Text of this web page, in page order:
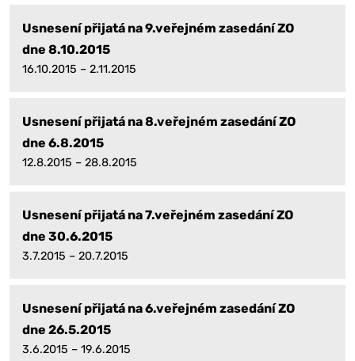
Usnesení přijatá na 9.veřejném zasedání ZO
dne 8.10.2015
16.10.2015 – 2.11.2015
Usnesení přijatá na 8.veřejném zasedání ZO
dne 6.8.2015
12.8.2015 – 28.8.2015
Usnesení přijatá na 7.veřejném zasedání ZO
dne 30.6.2015
3.7.2015 – 20.7.2015
Usnesení přijatá na 6.veřejném zasedání ZO
dne 26.5.2015
3.6.2015 – 19.6.2015